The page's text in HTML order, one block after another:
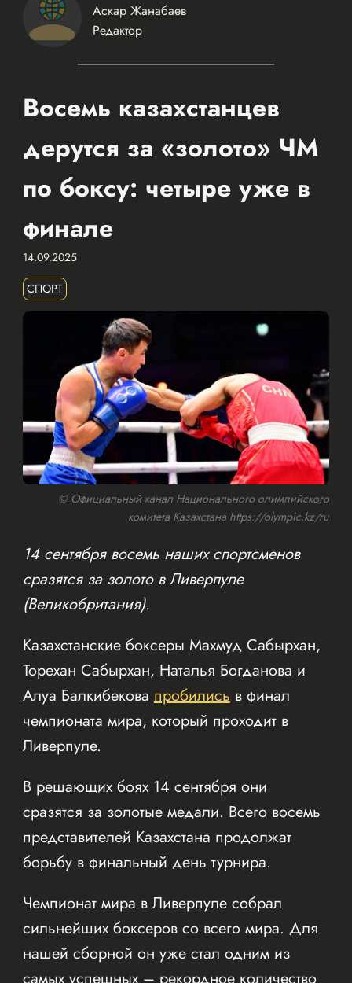
Аскар Жанабаев
Редактор
Восемь казахстанцев
дерутся за «золото» ЧМ
по боксу: четыре уже в
финале
14.09.2025
СПОРТ
© Официальный канал Национального олимпийского
комитета Казахстана https://olympic.kz/ru
14 сентября восемь наших спортсменов
сразятся за золото в Ливерпуле
(Великобритания).
Казахстанские боксеры Махмуд Сабырхан,
Торехан Сабырхан, Наталья Богданова и
Алуа Балкибекова пробились в финал
чемпионата мира, который проходит в
Ливерпуле.
В решающих боях 14 сентября они
сразятся за золотые медали. Всего восемь
представителей Казахстана продолжат
борьбу в финальный день турнира.
Чемпионат мира в Ливерпуле собрал
сильнейших боксеров со всего мира. Для
нашей сборной он уже стал одним из
самых успешных – рекордное количество